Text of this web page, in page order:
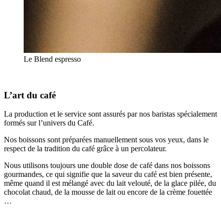
Le Blend espresso
L’art du café
La production et le service sont assurés par nos baristas spécialement
formés sur l’univers du Café.
Nos boissons sont préparées manuellement sous vos yeux, dans le
respect de la tradition du café grâce à un percolateur.
Nous utilisons toujours une double dose de café dans nos boissons
gourmandes, ce qui signifie que la saveur du café est bien présente,
même quand il est mélangé avec du lait velouté, de la glace pilée, du
chocolat chaud, de la mousse de lait ou encore de la crème fouettée
…